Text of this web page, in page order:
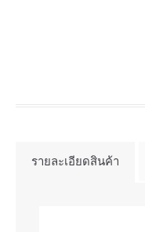
รายละเอียดสินค้า